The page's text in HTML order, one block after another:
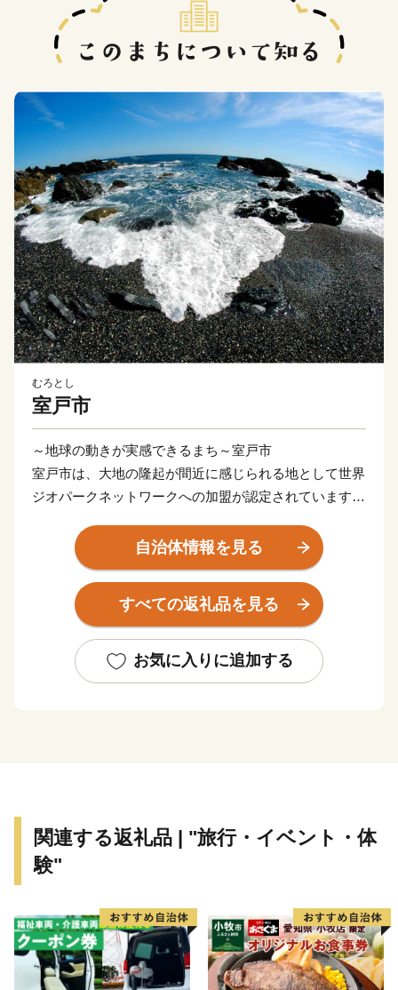
むろとし
室戸市
～地球の動きが実感できるまち～室戸市
室戸市は、大地の隆起が間近に感じられる地として世界
ジオパークネットワークへの加盟が認定されています。
なまちです。金目鯛をはじめ、豊富な魚種を誇る海産物
や温暖な気候を活かしたビワ、さつまいも等の農産物は
もちろん、イルカとのふれあい等、現地での体験メニュ
ーもございます。室戸市が誇る食や自然に触れていただ
自治体情報を見る
すべての返礼品を見る
お気に入りに追加する
関連する返礼品 | "旅行・イベント・体
験"